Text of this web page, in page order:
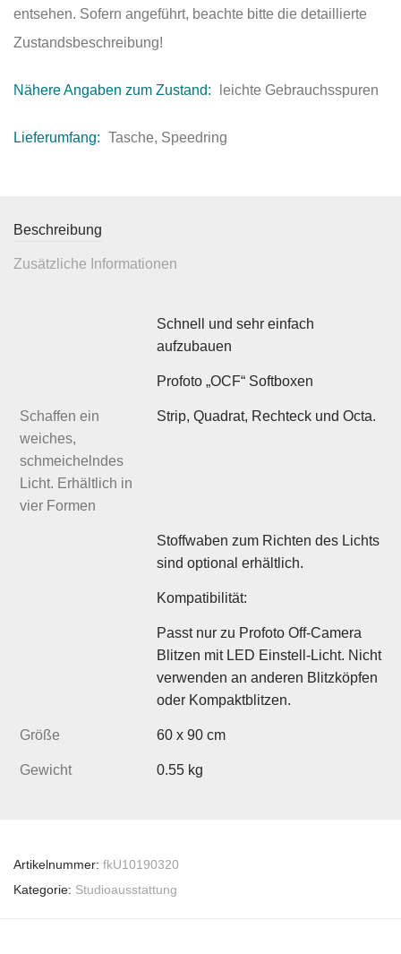
entsehen. Sofern angeführt, beachte bitte die detaillierte
Zustandsbeschreibung!
Nähere Angaben zum Zustand: leichte Gebrauchsspuren
Lieferumfang: Tasche, Speedring
Beschreibung
Zusätzliche Informationen
Schnell und sehr einfach
aufzubauen
Profoto „OCF“ Softboxen
Schaffen ein
weiches,
schmeichelndes
Licht. Erhältlich in
vier Formen
Strip, Quadrat, Rechteck und Octa.
Stoffwaben zum Richten des Lichts
sind optional erhältlich.
Kompatibilität:
Passt nur zu Profoto Off-Camera
Blitzen mit LED Einstell-Licht. Nicht
verwenden an anderen Blitzköpfen
oder Kompaktblitzen.
Größe 60 x 90 cm
Gewicht 0.55 kg
Artikelnummer: fkU10190320
Kategorie: Studioausstattung